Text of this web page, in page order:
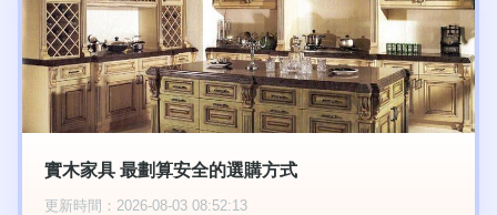
實木家具 最劃算安全的選購方式
更新時間：2026-08-03 08:52:13